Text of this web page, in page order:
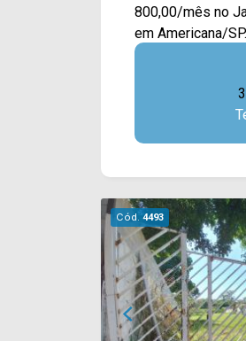
800,00/mês no
em Americana/SP. Localizado ao lado
da Av. Giaconda
com
comércio em geral. Para saber
sobre o imóvel
visita, entre em
Telefone ARBIX:
Cód.4493